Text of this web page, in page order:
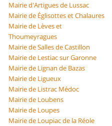
Mairie d'Artigues de Lussac
Mairie de Églisottes et Chalaures
Mairie de Lèves et
Thoumeyragues
Mairie de Salles de Castillon
Mairie de Lestiac sur Garonne
Mairie de Lignan de Bazas
Mairie de Ligueux
Mairie de Listrac Médoc
Mairie de Loubens
Mairie de Loupes
Mairie de Loupiac de la Réole